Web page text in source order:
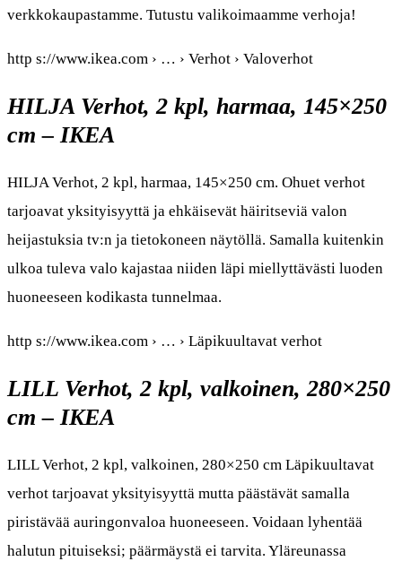
verkkokaupastamme. Tutustu valikoimaamme verhoja!
http s://www.ikea.com › … › Verhot › Valoverhot
HILJA Verhot, 2 kpl, harmaa, 145×250
cm – IKEA
HILJA Verhot, 2 kpl, harmaa, 145×250 cm. Ohuet verhot
tarjoavat yksityisyyttä ja ehkäisevät häiritseviä valon
heijastuksia tv:n ja tietokoneen näytöllä. Samalla kuitenkin
ulkoa tuleva valo kajastaa niiden läpi miellyttävästi luoden
huoneeseen kodikasta tunnelmaa.
http s://www.ikea.com › … › Läpikuultavat verhot
LILL Verhot, 2 kpl, valkoinen, 280×250
cm – IKEA
LILL Verhot, 2 kpl, valkoinen, 280×250 cm Läpikuultavat
verhot tarjoavat yksityisyyttä mutta päästävät samalla
piristävää auringonvaloa huoneeseen. Voidaan lyhentää
halutun pituiseksi; päärmäystä ei tarvita. Yläreunassa